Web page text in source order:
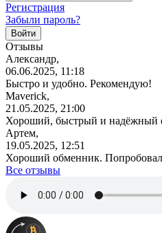
Регистрация
Забыли пароль?
Отзывы
Александр,
06.06.2025, 11:18
Быстро и удобно. Рекомендую!
Maverick,
21.05.2025, 21:00
Хороший, быстрый и надёжный
Артем,
19.05.2025, 12:51
Хороший обменник.
Все отзывы